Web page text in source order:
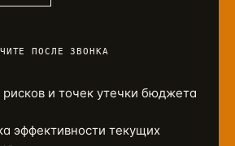
ПОСЛЕ ЗВОНКА
рисков и точек утечки бюджета
эффективности текущих